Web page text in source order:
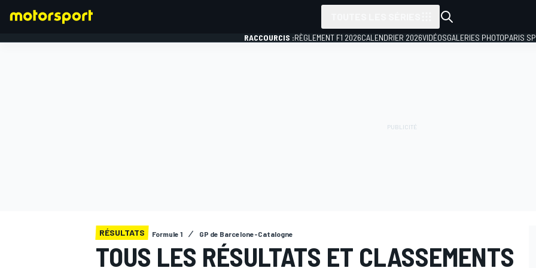
RACCOURCIS :RÈGLEMENT F1 2026CALENDRIER 2026VIDÉOSGALERIES PHOTOPARIS
RÉSULTATS Formule 1 GP de Barcelone-Catalogne
TOUS LES RÉSULTATS ET CLASSEMENTS